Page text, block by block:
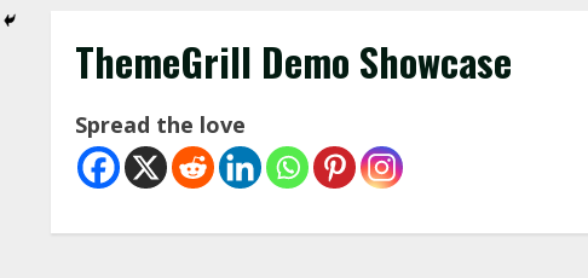
ThemeGrill Demo Showcase
Spread the love